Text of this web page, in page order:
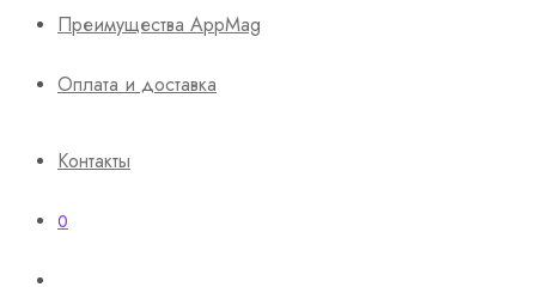
Преимущества AppMag
Оплата и доставка
Контакты
0